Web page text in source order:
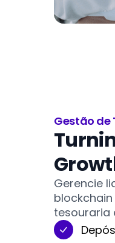
Gestão de
Gerencie
tesouraria